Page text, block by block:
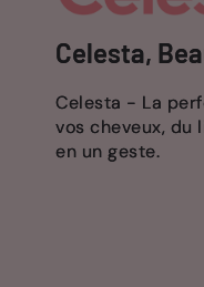
Celesta,
Celesta - La
vos cheveux, du
en un geste.